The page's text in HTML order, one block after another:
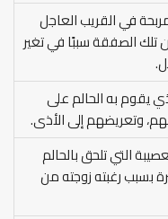
في القريب العاجل
الصفقة سببًا في تغير
يقوم به الحالم على
وتعريضهم إلى الأذى.
التي تلحق بالحالم
بسبب رغبته زوجته من